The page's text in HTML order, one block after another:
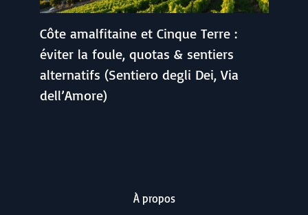
Côte amalfitaine et Cinque Terre :
éviter la foule, quotas & sentiers
alternatifs (Sentiero degli Dei, Via
dell’Amore)
À propos